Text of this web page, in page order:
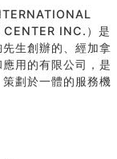
INC.）是
生創辦的、經加拿
用的有限公司，是
劃於一體的服務機